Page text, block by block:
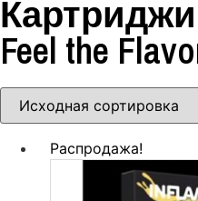
Feel the
Распродажа!